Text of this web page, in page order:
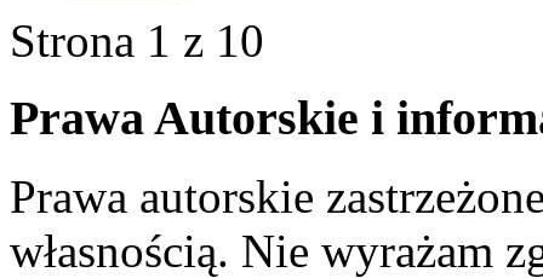
Strona 1 z 10
Prawa Autorskie i
Prawa autorskie
własnością. Nie wyrażam